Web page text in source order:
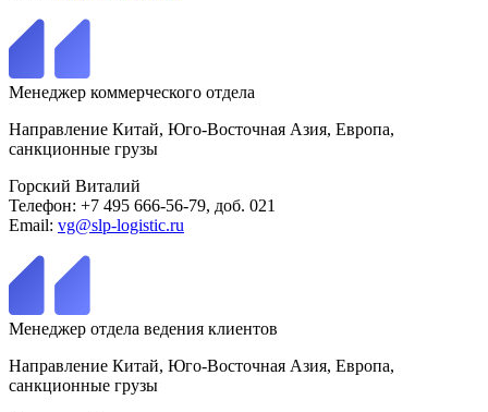
Менеджер коммерческого отдела
Направление Китай, Юго-Восточная Азия, Европа,
санкционные грузы
Горский Виталий
Телефон: +7 495 666-56-79, доб. 021
Email: vg@slp-logistic.ru
Менеджер отдела ведения клиентов
Направление Китай, Юго-Восточная Азия, Европа,
санкционные грузы